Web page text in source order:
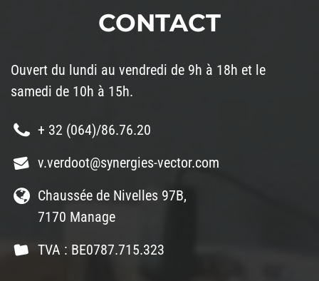
CONTACT
Ouvert du lundi au vendredi de 9h à 18h et le
samedi de 10h à 15h.
+ 32 (064)/86.76.20
v.verdoot@synergies-vector.com
Chaussée de Nivelles 97B,
7170 Manage
TVA : BE0787.715.323